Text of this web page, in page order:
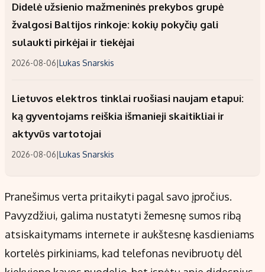
Didelė užsienio mažmeninės prekybos grupė
žvalgosi Baltijos rinkoje: kokių pokyčių gali
sulaukti pirkėjai ir tiekėjai
2026-08-06|Lukas Snarskis
Lietuvos elektros tinklai ruošiasi naujam etapui:
ką gyventojams reiškia išmanieji skaitikliai ir
aktyvūs vartotojai
2026-08-06|Lukas Snarskis
Pranešimus verta pritaikyti pagal savo įpročius.
Pavyzdžiui, galima nustatyti žemesnę sumos ribą
atsiskaitymams internete ir aukštesnę kasdieniams
kortelės pirkiniams, kad telefonas nevibruotų dėl